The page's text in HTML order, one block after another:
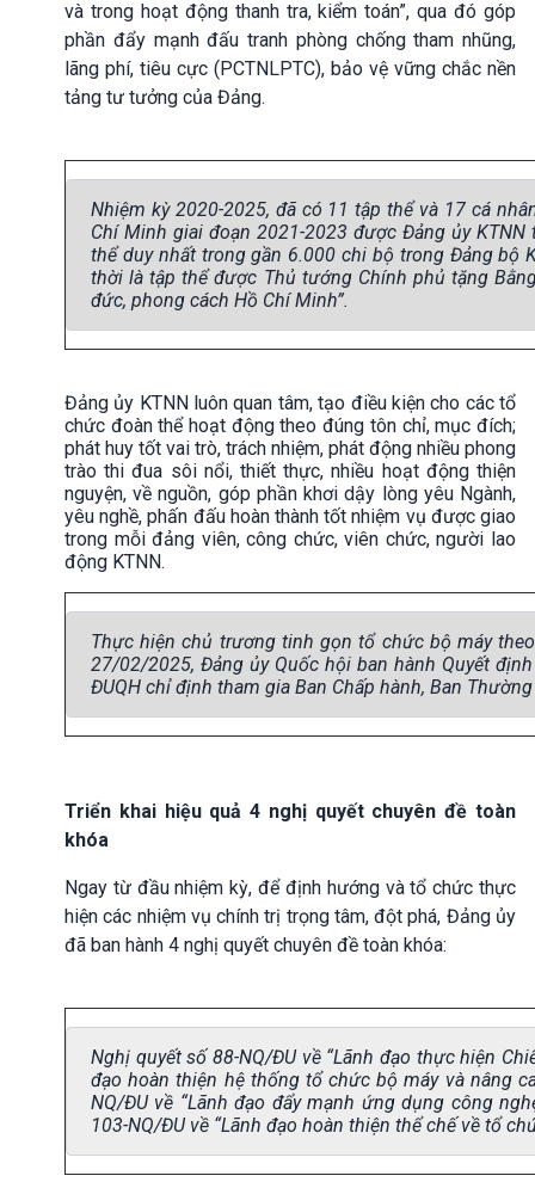
và trong hoạt động thanh tra, kiểm toán”, qua đó góp
phần đẩy mạnh đấu tranh phòng chống tham nhũng,
lãng phí, tiêu cực (PCTNLPTC), bảo vệ vững chắc nền
tảng tư tưởng của Đảng.
Nhiệm kỳ 2020-2025, đã có 11 tập thể và 17 cá
Chí Minh giai đoạn 2021-2023 được Đảng ủy
thể duy nhất trong gần 6.000 chi bộ trong Đảng bộ
thời là tập thể được Thủ tướng Chính phủ tặng
đức, phong cách Hồ Chí Minh”.
Đảng ủy KTNN luôn quan tâm, tạo điều kiện cho các tổ
chức đoàn thể hoạt động theo đúng tôn chỉ, mục đích;
phát huy tốt vai trò, trách nhiệm, phát động nhiều phong
trào thi đua sôi nổi, thiết thực, nhiều hoạt động thiện
nguyện, về nguồn, góp phần khơi dậy lòng yêu Ngành,
yêu nghề, phấn đấu hoàn thành tốt nhiệm vụ được giao
trong mỗi đảng viên, công chức, viên chức, người lao
động KTNN.
Thực hiện chủ trương tinh gọn tổ chức bộ máy
27/02/2025, Đảng ủy Quốc hội ban hành Quyết
ĐUQH chỉ định tham gia Ban Chấp hành, Ban
Triển khai hiệu quả 4 nghị quyết chuyên đề toàn
khóa
Ngay từ đầu nhiệm kỳ, để định hướng và tổ chức thực
hiện các nhiệm vụ chính trị trọng tâm, đột phá, Đảng ủy
đã ban hành 4 nghị quyết chuyên đề toàn khóa:
Nghị quyết số 88-NQ/ĐU về “Lãnh đạo thực hiện
đạo hoàn thiện hệ thống tổ chức bộ máy và nâng
NQ/ĐU về “Lãnh đạo đẩy mạnh ứng dụng công
103-NQ/ĐU về “Lãnh đạo hoàn thiện thể chế về tổ